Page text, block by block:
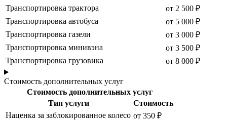
Транспортировка трактора
от 2 500 ₽
Транспортировка автобуса
от 5 000 ₽
Транспортировка газели
от 3 000 ₽
Транспортировка минивэна
от 3 500 ₽
Транспортировка грузовика
от 8 000 ₽
Стоимость дополнительных услуг
Стоимость дополнительных услуг
Тип услуги
Стоимость
Наценка за заблокированное колесо от 350 ₽